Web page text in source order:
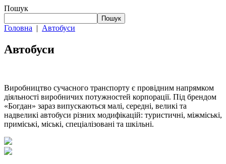
Пошук
Пошук
Головна | Автобуси
Автобуси
Виробництво сучасного транспорту є провідним напрямком
діяльності виробничих потужностей корпорації. Під брендом
«Богдан» зараз випускаються малі, середні, великі та
надвеликі автобуси різних модифікацій: туристичні, міжміські,
приміські, міські, спеціалізовані та шкільні.